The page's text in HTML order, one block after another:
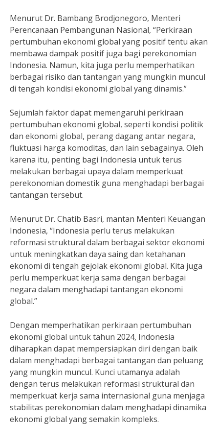
Menurut Dr. Bambang Brodjonegoro, Menteri
Perencanaan Pembangunan Nasional, “Perkiraan
pertumbuhan ekonomi global yang positif tentu akan
membawa dampak positif juga bagi perekonomian
Indonesia. Namun, kita juga perlu memperhatikan
berbagai risiko dan tantangan yang mungkin muncul
di tengah kondisi ekonomi global yang dinamis.”
Sejumlah faktor dapat memengaruhi perkiraan
pertumbuhan ekonomi global, seperti kondisi politik
dan ekonomi global, perang dagang antar negara,
fluktuasi harga komoditas, dan lain sebagainya. Oleh
karena itu, penting bagi Indonesia untuk terus
melakukan berbagai upaya dalam memperkuat
perekonomian domestik guna menghadapi berbagai
tantangan tersebut.
Menurut Dr. Chatib Basri, mantan Menteri Keuangan
Indonesia, “Indonesia perlu terus melakukan
reformasi struktural dalam berbagai sektor ekonomi
untuk meningkatkan daya saing dan ketahanan
ekonomi di tengah gejolak ekonomi global. Kita juga
perlu memperkuat kerja sama dengan berbagai
negara dalam menghadapi tantangan ekonomi
global.”
Dengan memperhatikan perkiraan pertumbuhan
ekonomi global untuk tahun 2024, Indonesia
diharapkan dapat mempersiapkan diri dengan baik
dalam menghadapi berbagai tantangan dan peluang
yang mungkin muncul. Kunci utamanya adalah
dengan terus melakukan reformasi struktural dan
memperkuat kerja sama internasional guna menjaga
stabilitas perekonomian dalam menghadapi dinamika
ekonomi global yang semakin kompleks.